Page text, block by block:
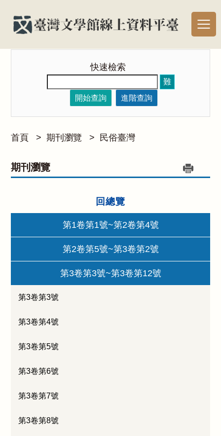
快速檢索
難
開始查詢
進階查詢
首頁 > 期刊瀏覽 > 民俗臺灣
期刊瀏覽
回總覽
第1卷第1號~第2卷第4號
第2卷第5號~第3卷第2號
第3卷第3號~第3卷第12號
第3卷第3號
第3卷第4號
第3卷第5號
第3卷第6號
第3卷第7號
第3卷第8號